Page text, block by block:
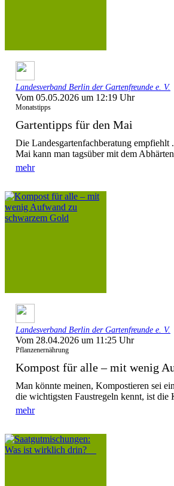
Landesverband Berlin der Gartenfreunde e. V.
Vom 05.05.2026 um 12:19 Uhr
Monatstipps
Gartentipps für den Mai
Die Landesgartenfachberatung
Mai kann man tagsüber mit dem
mehr
Landesverband Berlin der Gartenfreunde e. V.
Vom 28.04.2026 um 11:25 Uhr
Pflanzenernährung
Kompost für alle – mit wenig
Man könnte meinen, Kompostieren sei
die wichtigsten Faustregeln kennt, ist
mehr